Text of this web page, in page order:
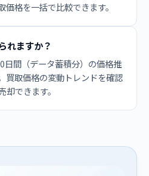
格を一括で比較できます。
れますか？
日間（データ蓄積分）の価格推
買取価格の変動トレンドを確認
却できます。